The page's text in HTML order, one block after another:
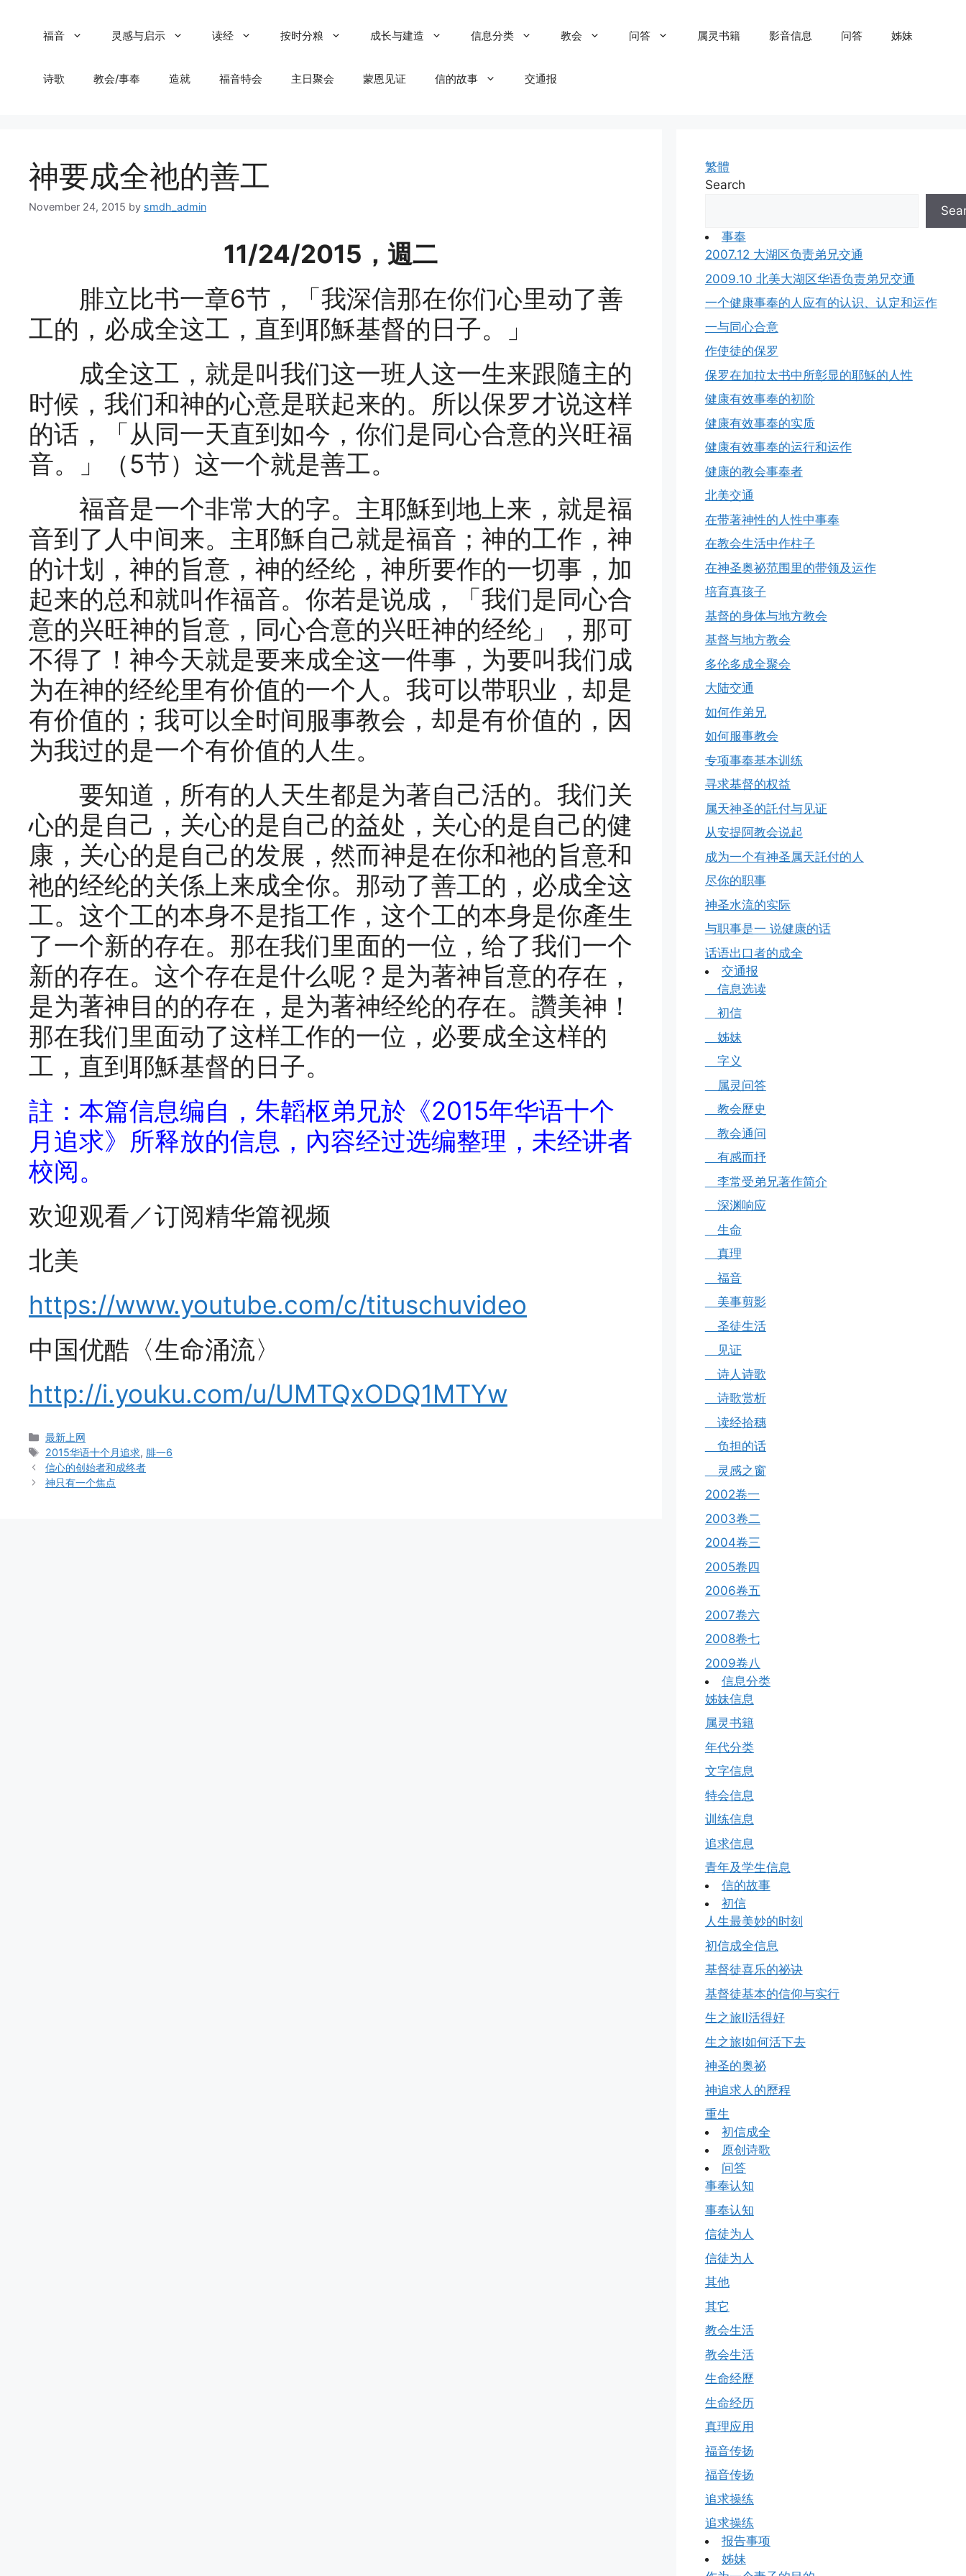
福音 灵感与启示 读经 按时分粮 成长与建造 信息分类 教会 问答 属灵书籍 影音信息 问答 姊妹
诗歌 教会/事奉 造就 福音特会 主日聚会 蒙恩见证 信的故事 交通报
神要成全祂的善工
November 24, 2015 by smdh_admin
11/24/2015，週二
腓立比书一章6节，「我深信那在你们心里动了善
工的，必成全这工，直到耶穌基督的日子。」
成全这工，就是叫我们这一班人这一生来跟隨主的
时候，我们和神的心意是联起来的。所以保罗才说这样
的话，「从同一天直到如今，你们是同心合意的兴旺福
音。」（5节）这一个就是善工。
福音是一个非常大的字。主耶穌到地上来，就是福
音到了人中间来。主耶穌自己就是福音；神的工作，神
的计划，神的旨意，神的经纶，神所要作的一切事，加
起来的总和就叫作福音。你若是说成，「我们是同心合
意的兴旺神的旨意，同心合意的兴旺神的经纶」，那可
不得了！神今天就是要来成全这一件事，为要叫我们成
为在神的经纶里有价值的一个人。我可以带职业，却是
有价值的；我可以全时间服事教会，却是有价值的，因
为我过的是一个有价值的人生。
要知道，所有的人天生都是为著自己活的。我们关
心的是自己，关心的是自己的益处，关心的是自己的健
康，关心的是自己的发展，然而神是在你和祂的旨意和
祂的经纶的关係上来成全你。那动了善工的，必成全这
工。这个工的本身不是指工作，这个工的本身是你產生
了一个新的存在。那在我们里面的一位，给了我们一个
新的存在。这个存在是什么呢？是为著神旨意的存在，
是为著神目的的存在，是为著神经纶的存在。讚美神！
那在我们里面动了这样工作的一位，必要成全这样的
工，直到耶穌基督的日子。
註：本篇信息编自，朱韜枢弟兄於《2015年华语十个
月追求》所释放的信息，內容经过选编整理，未经讲者
校阅。
欢迎观看／订阅精华篇视频
北美
https://www.youtube.com/c/tituschuvideo
中国优酷〈生命涌流〉
http://i.youku.com/u/UMTQxODQ1MTYw
Categories
最新上网
Tags
2015华语十个月追求, 腓一6
信心的创始者和成终者
神只有一个焦点
繁體
Search
事奉
2007.12 大湖区负责弟兄交通
2009.10 北美大湖区华语负责弟兄交通
一个健康事奉的人应有的认识、认定和运作
一与同心合意
作使徒的保罗
保罗在加拉太书中所彰显的耶穌的人性
健康有效事奉的初阶
健康有效事奉的实质
健康有效事奉的运行和运作
健康的教会事奉者
北美交通
在带著神性的人性中事奉
在教会生活中作柱子
在神圣奥祕范围里的带领及运作
培育真孩子
基督的身体与地方教会
基督与地方教会
多伦多成全聚会
大陆交通
如何作弟兄
如何服事教会
专项事奉基本训练
寻求基督的权益
属天神圣的託付与见证
从安提阿教会说起
成为一个有神圣属天託付的人
尽你的职事
神圣水流的实际
与职事是一 说健康的话
话语出口者的成全
交通报
信息选读
初信
姊妹
字义
属灵问答
教会歷史
教会通问
有感而抒
李常受弟兄著作简介
深渊响应
生命
真理
福音
美事剪影
圣徒生活
见证
诗人诗歌
诗歌赏析
读经拾穗
负担的话
灵感之窗
2002卷一
2003卷二
2004卷三
2005卷四
2006卷五
2007卷六
2008卷七
2009卷八
信息分类
姊妹信息
属灵书籍
年代分类
文字信息
特会信息
训练信息
追求信息
青年及学生信息
信的故事
初信
人生最美妙的时刻
初信成全信息
基督徒喜乐的祕诀
基督徒基本的信仰与实行
生之旅Ⅱ活得好
生之旅Ⅰ如何活下去
神圣的奥祕
神追求人的歷程
重生
初信成全
原创诗歌
问答
事奉认知
事奉认知
信徒为人
信徒为人
其他
其它
教会生活
教会生活
生命经歷
生命经历
真理应用
福音传扬
福音传扬
追求操练
追求操练
报告事项
姊妹